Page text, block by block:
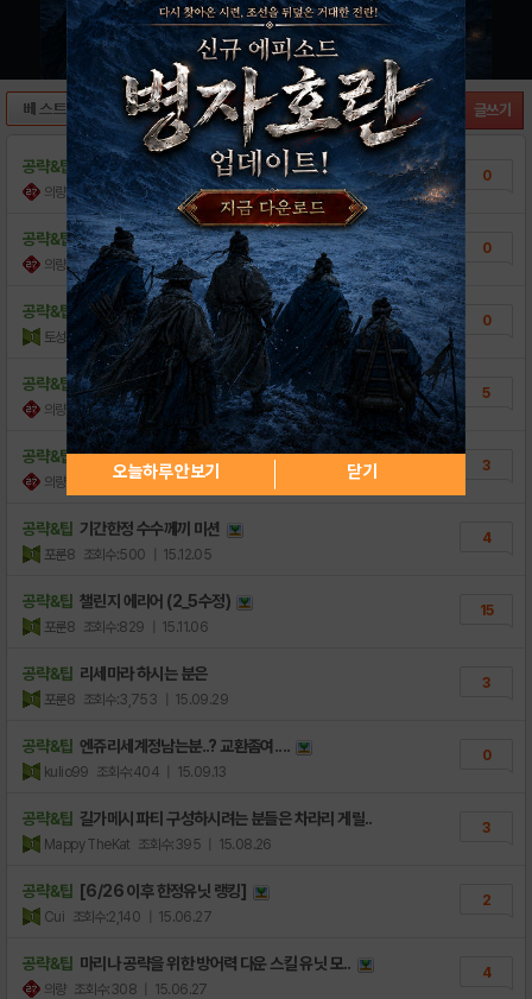
초보를 위한 팁 과 FAQ [15.03.22]
[공지] 게시판 지기 모집 안내
내손으로 만드는 디바게 DB 10
글쓰기
공략&팁 패널확률 스킬 정리(카난&모르간 계산 ..
의량 조회수:365 | 16.04.16
0
공략&팁 노말 스킬 정리
의량 조회수:257 | 16.04.16 2
0
공략&팁 아이폰 부계정 쓰기(다들 아시겠지만)
토성돌이 조회수:3,941 | 16.03.14
0
공략&팁 링크유닛은 동명금지 적용 안됩니다.
의량 조회수:405 | 15.12.23
5
공략&팁 개인적으로 좋아보이는 링크 패시브 유닛들
의량 조회수:812 | 15.12.12
3
공략&팁 기간한정 수수께끼 미션
포룬8 조회수:500 | 15.12.05
4
공략&팁 챌린지 에리어 (2_5수정)
포룬8 조회수:829 | 15.11.06
15
공략&팁 리세마라 하시는 분은
포룬8 조회수:3,753 | 15.09.29
3
공략&팁 엔쥬리세계정남는분..? 교환좀여....
kulio99 조회수:404 | 15.09.13
0
공략&팁 길가메시 파티 구성하시려는 분들은 차라리 게릴..
Mappy TheKat 조회수:395 | 15.08.26
3
공략&팁 [6/26 이후 한정유닛 랭킹]
Cui 조회수:2,140 | 15.06.27
2
공략&팁 마리나 공략을 위한 방어력 다운 스킬 유닛 모..
의량 조회수:308 | 15.06.27
4
오늘하루 안보기 닫기